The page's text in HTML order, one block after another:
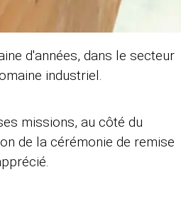
d'années, dans le secteur
industriel.
missions, au côté du
de la cérémonie de remise